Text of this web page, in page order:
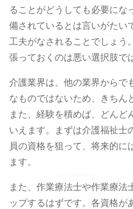
ることがどうしても必要に
備されているとは言いがたい
工夫がなされることでしょう
張っておくのは悪い選択肢で
介護業界は、他の業界からで
なものではないため、きちん
また、経験を積めば、どん
いえます。まずは介護福祉士
員の資格を狙って、将来的
ます。
また、作業療法士や作業療
ップするはずです。各資格